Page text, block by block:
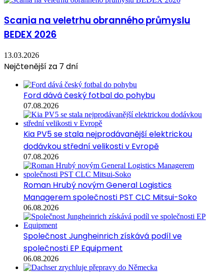
Scania na veletrhu obranného průmyslu
BEDEX 2026
13.03.2026
Nejčtenější za 7 dní
Ford dává český fotbal do pohybu
07.08.2026
Kia PV5 se stala nejprodávanější elektrickou
dodávkou střední velikosti v Evropě
07.08.2026
Roman Hrubý novým General Logistics
Managerem společnosti PST CLC Mitsui-Soko
06.08.2026
Společnost Jungheinrich získává podíl ve
společnosti EP Equipment
06.08.2026